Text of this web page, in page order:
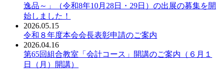
逸品～」（令和8年10月28日・29日）の出展の募集を開
始しました！
2026.05.15
令和８年度本会会長表彰申請のご案内
2026.04.16
第65回組合教室「会計コース」開講のご案内（６月１
日（月）開講）